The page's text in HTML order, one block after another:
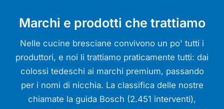
Marchi e prodotti che trattiamo
Nelle cucine bresciane convivono un po' tutti i
produttori, e noi li trattiamo praticamente tutti: dai
colossi tedeschi ai marchi premium, passando
per i nomi di nicchia. La classifica delle nostre
chiamate la guida Bosch (2.451 interventi),